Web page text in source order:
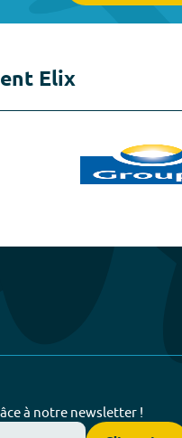
Elix
à notre newsletter !